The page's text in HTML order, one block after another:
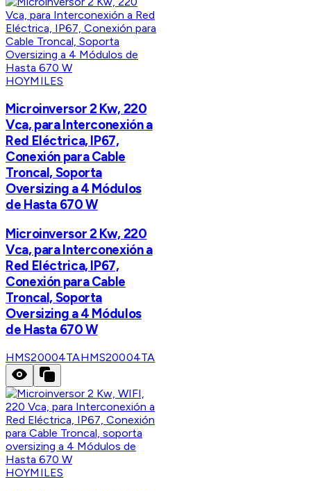
HOYMILES
Microinversor 2 Kw, 220
Vca, para Interconexión a
Red Eléctrica, IP67,
Conexión para Cable
Troncal, Soporta
Oversizing a 4 Módulos
de Hasta 670 W
Microinversor 2 Kw, 220
Vca, para Interconexión a
Red Eléctrica, IP67,
Conexión para Cable
Troncal, Soporta
Oversizing a 4 Módulos
de Hasta 670 W
HMS20004TAHMS20004TA
HOYMILES